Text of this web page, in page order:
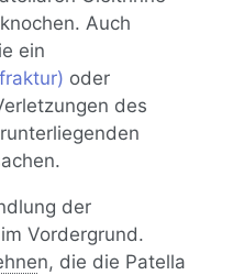
Auch
ein
oder
des
der
Vordergrund.
n, die die Patella